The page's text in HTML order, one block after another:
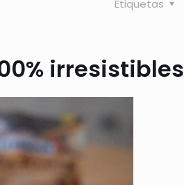
Etiquetas
irresistibles